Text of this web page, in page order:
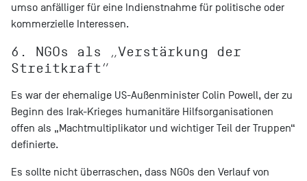
umso anfälliger für eine Indienstnahme für politische oder
kommerzielle Interessen.
6. NGOs als „Verstärkung der
Streitkraft“
Es war der ehemalige US-Außenminister Colin Powell, der zu
Beginn des Irak-Krieges humanitäre Hilfsorganisationen
offen als „Machtmultiplikator und wichtiger Teil der Truppen“
definierte.
Es sollte nicht überraschen, dass NGOs den Verlauf von